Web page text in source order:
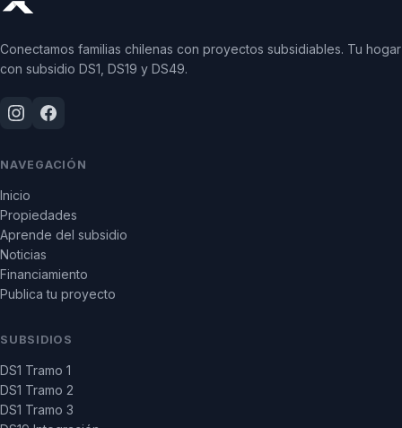
Conectamos familias chilenas con proyectos subsidiables. Tu hogar
con subsidio DS1, DS19 y DS49.
NAVEGACIÓN
Inicio
Propiedades
Aprende del subsidio
Noticias
Financiamiento
Publica tu proyecto
SUBSIDIOS
DS1 Tramo 1
DS1 Tramo 2
DS1 Tramo 3